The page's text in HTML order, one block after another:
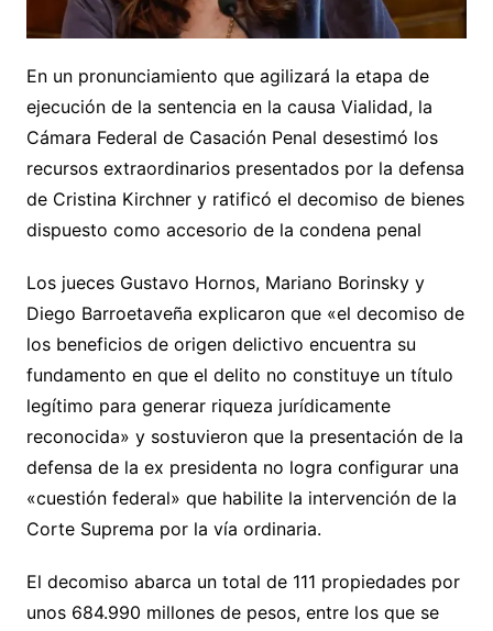
En un pronunciamiento que agilizará la etapa de
ejecución de la sentencia en la causa Vialidad, la
Cámara Federal de Casación Penal desestimó los
recursos extraordinarios presentados por la defensa
de Cristina Kirchner y ratificó el decomiso de bienes
dispuesto como accesorio de la condena penal
Los jueces Gustavo Hornos, Mariano Borinsky y
Diego Barroetaveña explicaron que «el decomiso de
los beneficios de origen delictivo encuentra su
fundamento en que el delito no constituye un título
legítimo para generar riqueza jurídicamente
reconocida» y sostuvieron que la presentación de la
defensa de la ex presidenta no logra configurar una
«cuestión federal» que habilite la intervención de la
Corte Suprema por la vía ordinaria.
El decomiso abarca un total de 111 propiedades por
unos 684.990 millones de pesos, entre los que se